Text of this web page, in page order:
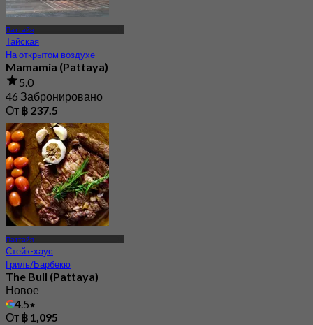
Паттайя
Тайская
На открытом воздухе
Mamamia (Pattaya)
5.0
46 Забронировано
От ฿ 237.5
Паттайя
Стейк-хаус
Гриль/Барбекю
The Bull (Pattaya)
Новое
4.5
От ฿ 1,095